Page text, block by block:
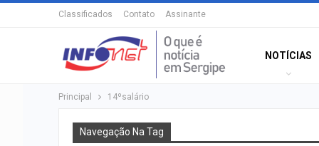
Classificados Contato Assinante
NOTÍCIAS
Principal 14ºsalário
Navegação Na Tag